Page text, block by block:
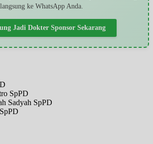
langsung ke WhatsApp Anda.
Jadi Dokter Sponsor Sekarang
SpPD
Sadyah SpPD